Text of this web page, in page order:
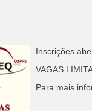
Inscrições
VAGAS
Para mais